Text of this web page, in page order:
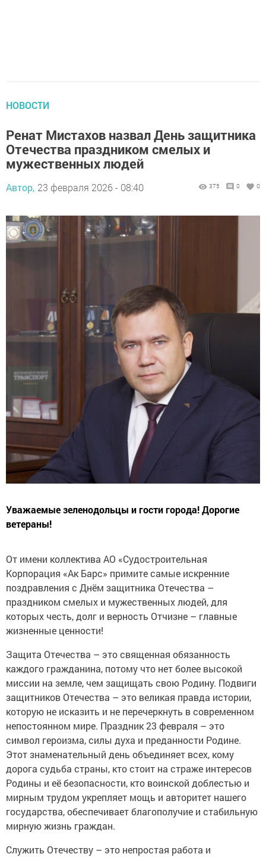
НОВОСТИ
Ренат Мистахов назвал День защитника
Отечества праздником смелых и
мужественных людей
Автор, 23 февраля 2026 - 08:40 375 0 0
Уважаемые зеленодольцы и гости города! Дорогие
ветераны!
От имени коллектива АО «Судостроительная
Корпорация «Ак Барс» примите самые искренние
поздравления с Днём защитника Отечества –
праздником смелых и мужественных людей, для
которых честь, долг и верность Отчизне – главные
жизненные ценности!
Защита Отечества – это священная обязанность
каждого гражданина, потому что нет более высокой
миссии на земле, чем защищать свою Родину. Подвиги
защитников Отечества – это великая правда истории,
которую не исказить и не перечеркнуть в современном
непостоянном мире. Праздник 23 февраля – это
символ героизма, силы духа и преданности Родине.
Этот знаменательный день объединяет всех, кому
дорога судьба страны, кто стоит на страже интересов
Родины и её безопасности, кто воинской доблестью и
мирным трудом укрепляет мощь и авторитет нашего
государства, обеспечивает благополучие и стабильную
мирную жизнь граждан.
Служить Отечеству – это непростая работа и